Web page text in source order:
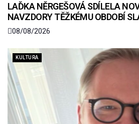
LAĎKA NĚRGEŠOVÁ SDÍLELA
NAVZDORY TĚŽKÉMU OBDOBÍ
08/08/2026
KULTURA